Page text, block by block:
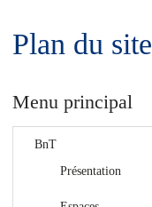
Plan du site
Menu principal
BnT
Présentation